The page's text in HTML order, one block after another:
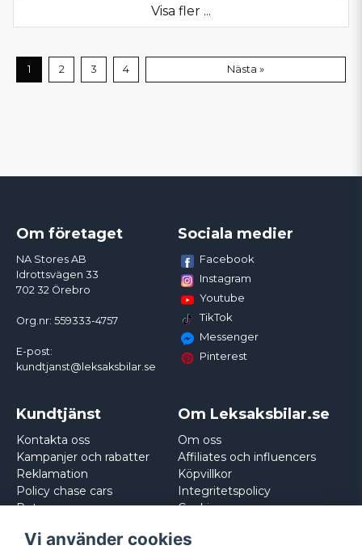
Visa fler ...
1 2 3 4 Nästa »
Om företaget
NA Stores AB
Idrottsvägen 33
702 32 Örebro
Org.nr: 559333-4757
E-post:
kundtjanst@leksaksbilar.se
Sociala medier
Facebook
Instagram
Youtube
TikTok
Messenger
Pinterest
Kundtjänst
Kontakta oss
Kampanjer och rabatter
Reklamation
Policy chase cars
Returnera
Om Leksaksbilar.se
Om oss
Affiliates och influencers
Köpvillkor
Integritetspolicy
Cookies
Vi använder cookies